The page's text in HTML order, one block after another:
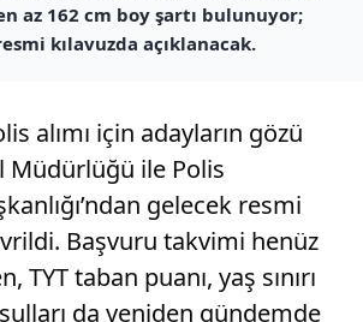
az 162 cm boy şartı bulunuyor;
kılavuzda açıklanacak.
alımı için adayların gözü
Müdürlüğü ile Polis
gelecek resmi
Başvuru takvimi henüz
TYT taban puanı, yaş sınırı
da yeniden gündemde